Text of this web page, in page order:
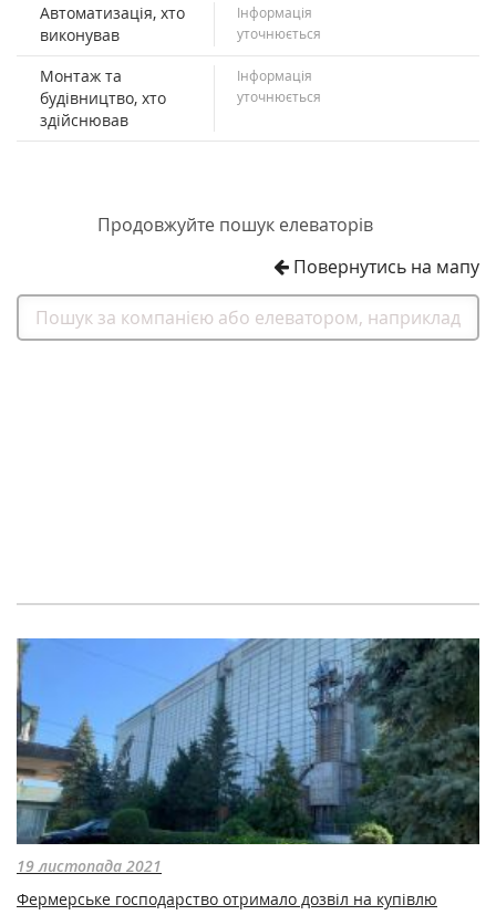
Автоматизація, хто
виконував
Інформація
уточнюється
Монтаж та
будівництво, хто
здійснював
Інформація
уточнюється
Продовжуйте пошук елеваторів
Повернутись на мапу
19 листопада 2021
Фермерське господарство отримало дозвіл на купівлю